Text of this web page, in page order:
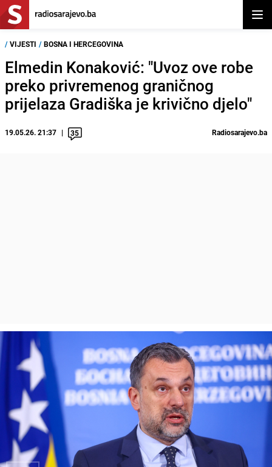
/ VIJESTI / BOSNA I HERCEGOVINA
Elmedin Konaković: "Uvoz ove robe
preko privremenog graničnog
prijelaza Gradiška je krivično djelo"
19.05.26. 21:37 35 Radiosarajevo.ba